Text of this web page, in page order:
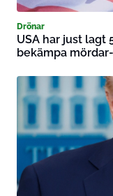
Drönar
USA har just lagt
bekämpa